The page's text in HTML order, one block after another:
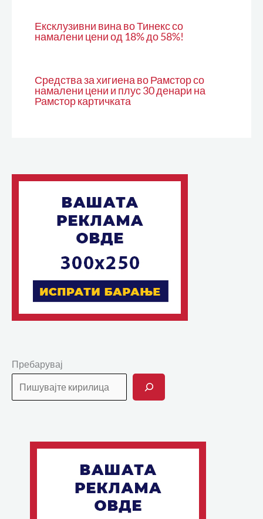
Ексклузивни вина во Тинекс со
намалени цени од 18% до 58%!
Средства за хигиена во Рамстор со
намалени цени и плус 30 денари на
Рамстор картичката
Пребарувај